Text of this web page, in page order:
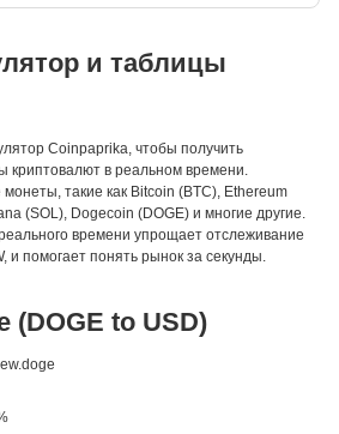
и таблицы
Coinpaprika, чтобы получить
криптовалют в реальном времени.
такие как Bitcoin (BTC), Ethereum
(SOL), Dogecoin (DOGE) и многие другие.
времени упрощает отслеживание
и помогает понять рынок за секунды.
(DOGE to USD)